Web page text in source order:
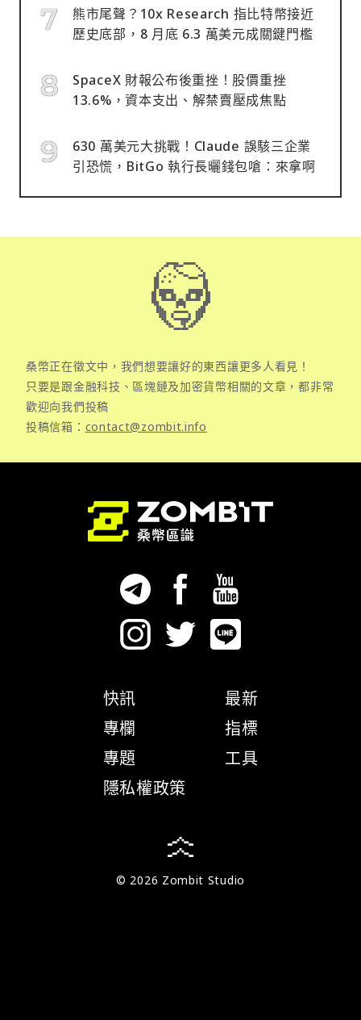
熊市尾聲？10x Research 指比特幣接近
歷史底部，8 月底 6.3 萬美元成關鍵門檻
SpaceX 財報公布後重挫！股價重挫
13.6%，資本支出、解禁賣壓成焦點
630 萬美元大挑戰！Claude 誤駭三企業
引恐慌，BitGo 執行長曬錢包嗆：來拿啊
桑幣正在徵文中，我們想要讓好的東西讓更多人看見！
只要是跟金融科技、區塊鏈及加密貨幣相關的文章，都非常
歡迎向我們投稿
投稿信箱： contact@zombit.info
快訊
專欄
專題
隱私權政策
最新
指標
工具
© 2026 Zombit Studio